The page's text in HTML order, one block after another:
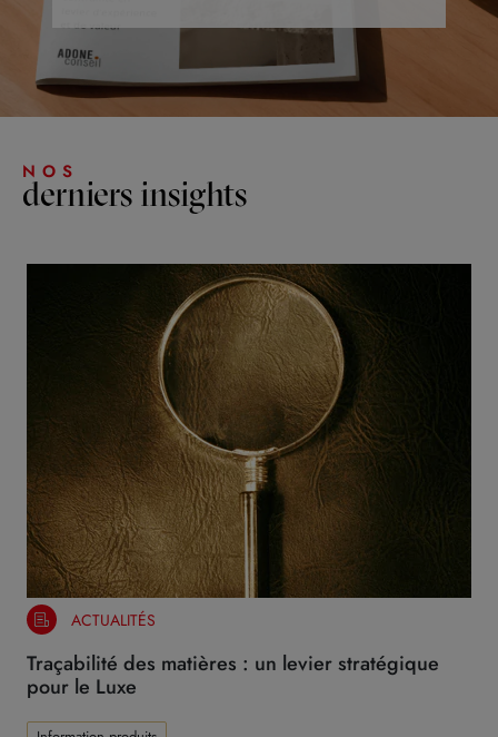
NOS
derniers insights
ACTUALITÉS
Traçabilité des matières : un levier stratégique
pour le Luxe